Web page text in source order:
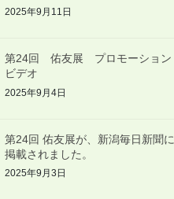
2025年9月11日
第24回 佑友展 プロモーション
ビデオ
2025年9月4日
第24回 佑友展が、新潟毎日新聞に
掲載されました。
2025年9月3日